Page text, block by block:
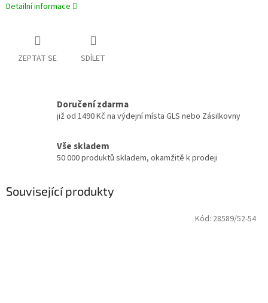
Detailní informace
ZEPTAT SE SDÍLET
Doručení zdarma
již od 1490 Kč na výdejní místa GLS nebo Zásilkovny
Vše skladem
50 000 produktů skladem, okamžitě k prodeji
Související produkty
Kód: 28589/52-54